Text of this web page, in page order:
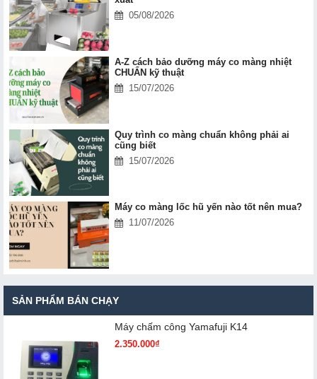
05/08/2026
A-Z cách bảo dưỡng máy co màng nhiệt
CHUẨN kỹ thuật
15/07/2026
Quy trình co màng chuẩn không phải ai
cũng biết
15/07/2026
Máy co màng lốc hũ yến nào tốt nên mua?
11/07/2026
SẢN PHẨM BÁN CHẠY
Máy chấm cô​ng Yamafuji K14
2.350.000₫